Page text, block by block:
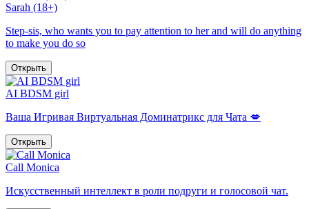
Sarah (18+)
Step-sis, who wants you to pay attention to her and will do anything
to make you do so
Открыть
AI BDSM girl
Ваша Игривая Виртуальная Доминатрикс для Чата 💋
Открыть
Call Monica
Искусственный интеллект в роли подруги и голосовой чат.